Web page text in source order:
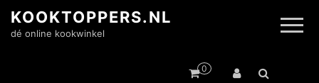
KOOKTOPPERS.NL
dé online kookwinkel
0